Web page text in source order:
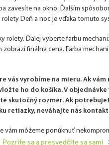
zavesíte na okno. Ďalším
Deň a noc je vďaka tomuto
rolety. Ďalej vyberte farbu
zobrazí finálna cena. Farba
vás vyrobíme na mieru. Ak
ho do košíka. V
skutočný rozmer. Ak
retiazky, neváhajte nás
vám môžeme ponúknuť
Pozrite sa a presvedčite sa sami